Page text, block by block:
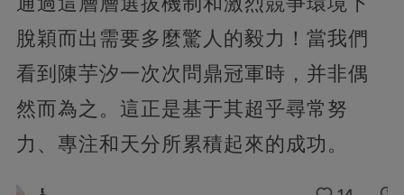
脫穎而出需要多麼驚人的毅力！當我們
看到陳芋汐一次次問鼎冠軍時，并非偶
然而為之。這正是基于其超乎尋常努
力、專注和天分所累積起來的成功。